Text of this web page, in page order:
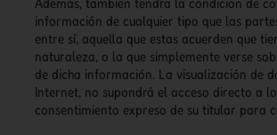
información de cualquier tipo que las
entre sí, aquella que estas acuerden que
naturaleza, o la que simplemente verse
de dicha información. La visualización de
Internet, no supondrá el acceso directo a
consentimiento expreso de su titular para